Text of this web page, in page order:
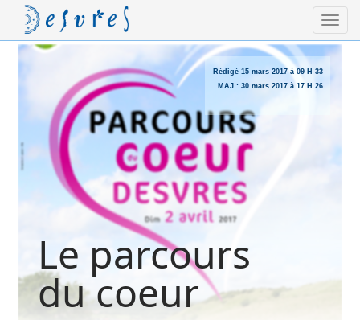
Rédigé 15 mars 2017 à 09 H 33
MAJ : 30 mars 2017 à 17 H 26
Le parcours
du coeur